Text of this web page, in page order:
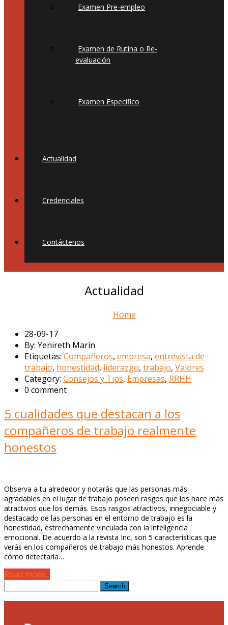
Examen Pre-empleo
Examen de Rutina o Re-
evaluación
Examen Específico
Actualidad
Credenciales
Contáctenos
Actualidad
Home
28-09-17
By: Yenireth Marín
Etiquetas: Compañeros, empresa, entrevista de
trabajo, honestidad, liderazgo, trabajo, Valores
Category: Consejos y Tips, Empresas, RRHH
0 comment
5 cualidades que destacan a los
compañeros de trabajo realmente
honestos
Observa a tu alrededor y notarás que las personas más
agradables en el lugar de trabajo poseen rasgos que los hace más
atractivos que los demás. Esos rasgos atractivos, innegociable y
destacado de las personas en el entorno de trabajo es la
honestidad, estrechamente vinculada con la inteligencia
emocional. De acuerdo a la revista Inc, son 5 características que
verás en los compañeros de trabajo más honestos. Aprende
cómo detectarla…
Read more...